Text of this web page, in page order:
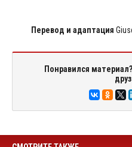
Перевод и адаптация
Понравился